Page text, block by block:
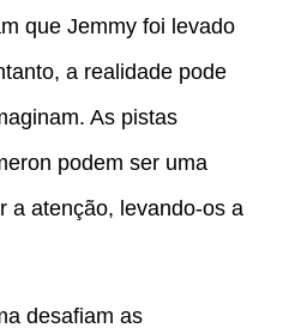
que Jemmy foi levado
a realidade pode
As pistas
podem ser uma
a atenção, levando-os a
desafiam as